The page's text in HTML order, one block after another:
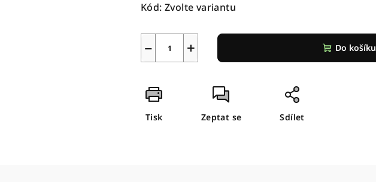
Kód: Zvolte variantu
+
− Do košíku
Tisk Zeptat se Sdílet